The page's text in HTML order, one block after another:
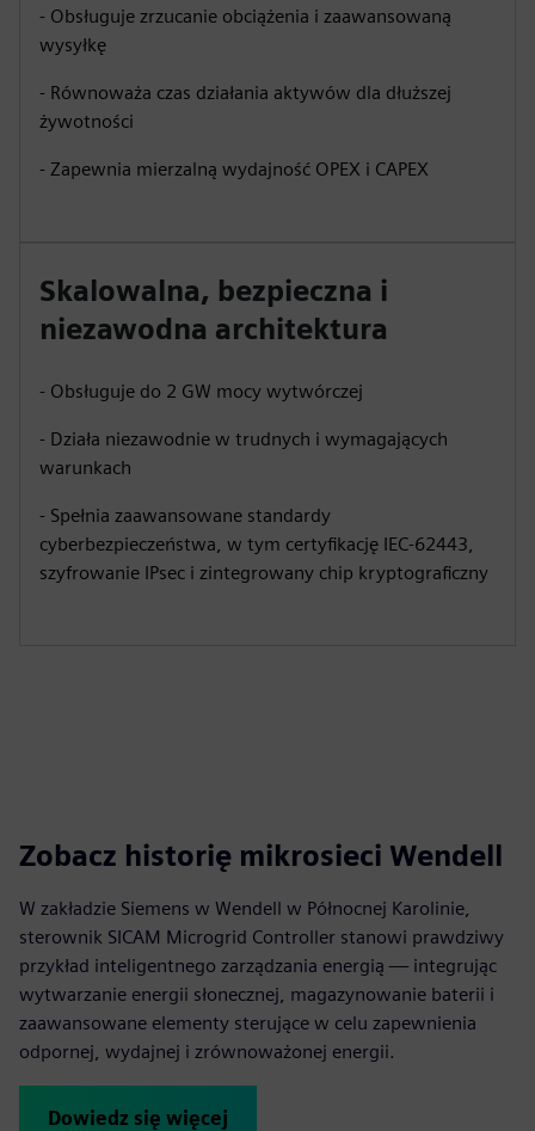
- Obsługuje zrzucanie obciążenia i zaawansowaną
wysyłkę
- Równoważa czas działania aktywów dla dłuższej
żywotności
- Zapewnia mierzalną wydajność OPEX i CAPEX
Skalowalna, bezpieczna i
niezawodna architektura
- Obsługuje do 2 GW mocy wytwórczej
- Działa niezawodnie w trudnych i wymagających
warunkach
- Spełnia zaawansowane standardy
cyberbezpieczeństwa, w tym certyfikację IEC-62443,
szyfrowanie IPsec i zintegrowany chip kryptograficzny
Zobacz historię mikrosieci Wendell
W zakładzie Siemens w Wendell w Północnej Karolinie,
sterownik SICAM Microgrid Controller stanowi prawdziwy
przykład inteligentnego zarządzania energią — integrując
wytwarzanie energii słonecznej, magazynowanie baterii i
zaawansowane elementy sterujące w celu zapewnienia
odpornej, wydajnej i zrównoważonej energii.
Dowiedz się więcej